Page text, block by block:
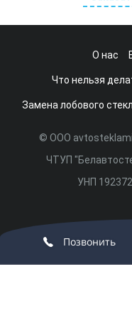
О нас
Что нельзя
Замена лобового
© ООО
ЧТУП
УНП
Разработка
Позвонить